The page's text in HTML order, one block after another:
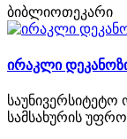
ბიბლიოთეკარი
ირაკლი
საუნივერსიტეტო
სამსახურის